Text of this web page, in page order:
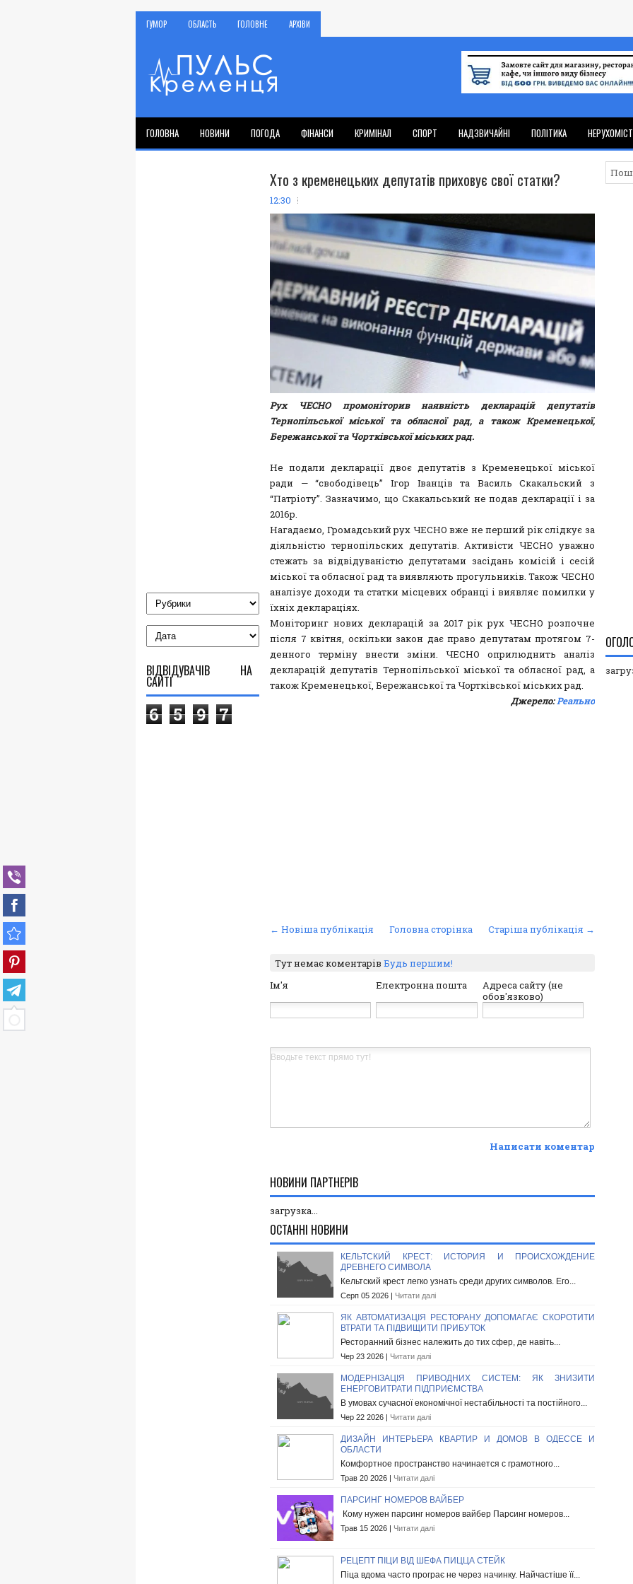
ГУМОР ОБЛАСТЬ ГОЛОВНЕ АРХІВИ
ГОЛОВНА НОВИНИ ПОГОДА ФІНАНСИ КРИМІНАЛ СПОРТ НАДЗВИЧАЙНІ ПОЛІТИКА
Хто з кременецьких депутатів приховує свої статки?
12:30
Рух ЧЕСНО промоніторив наявність декларацій депутатів
Тернопільської міської та обласної рад, а також Кременецької,
Бережанської та Чортківської міських рад.
Не подали декларації двоє депутатів з Кременецької міської
ради — “свободівець” Ігор Іванців та Василь Скакальский з
“Патріоту”. Зазначимо, що Скакальський не подав декларації і за
2016р.
Нагадаємо, Громадський рух ЧЕСНО вже не перший рік слідкує за
діяльністю тернопільских депутатів. Активісти ЧЕСНО уважно
стежать за відвідуваністю депутатами засідань комісій і сесій
міської та обласної рад та виявляють прогульників. Також ЧЕСНО
аналізує доходи та статки місцевих обранці і виявляє помилки у
їхніх деклараціях.
Моніторинг нових декларацій за 2017 рік рух ЧЕСНО розпочне
після 7 квітня, оскільки закон дає право депутатам протягом 7-
денного терміну внести зміни. ЧЕСНО оприлюднить аналіз
декларацій депутатів Тернопільської міської та обласної рад, а
також Кременецької, Бережанської та Чортківської міських рад.
Джерело:Реально
← Новіша публікація Старіша публікація →
Головна сторінка
Тут немає коментарів Будь першим!
Ім'я
Електронна пошта
Адреса сайту (не
обов'язково)
Написати коментар
НОВИНИ ПАРТНЕРІВ
загрузка...
ОСТАННІ НОВИНИ
КЕЛЬТСКИЙ КРЕСТ: ИСТОРИЯ И ПРОИСХОЖДЕНИЕ
ДРЕВНЕГО СИМВОЛА
Кельтский крест легко узнать среди других символов. Его...
Серп 05 2026 | Читати далі
ЯК АВТОМАТИЗАЦІЯ РЕСТОРАНУ ДОПОМАГАЄ СКОРОТИТИ
ВТРАТИ ТА ПІДВИЩИТИ ПРИБУТОК
Ресторанний бізнес належить до тих сфер, де навіть...
Чер 23 2026 | Читати далі
МОДЕРНІЗАЦІЯ ПРИВОДНИХ СИСТЕМ: ЯК ЗНИЗИТИ
ЕНЕРГОВИТРАТИ ПІДПРИЄМСТВА
В умовах сучасної економічної нестабільності та постійного...
Чер 22 2026 | Читати далі
ДИЗАЙН ИНТЕРЬЕРА КВАРТИР И ДОМОВ В ОДЕССЕ И
ОБЛАСТИ
Комфортное пространство начинается с грамотного...
Трав 20 2026 | Читати далі
ПАРСИНГ НОМЕРОВ ВАЙБЕР
Кому нужен парсинг номеров вайбер Парсинг номеров...
Трав 15 2026 | Читати далі
РЕЦЕПТ ПІЦИ ВІД ШЕФА ПИЦЦА СТЕЙК
Піца вдома часто програє не через начинку. Найчастіше її...
ВІДВІДУВАЧІВ НА
САЙТІ
6 5 9 7